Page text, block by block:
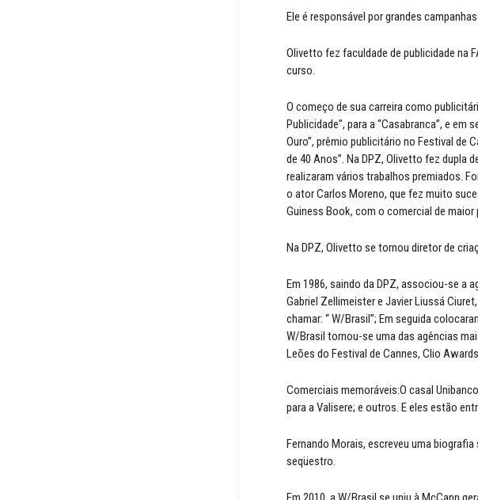
Ele é responsável por grandes
Olivetto fez faculdade de publicidade na
curso.
O começo de sua carreira como
Publicidade”, para a “Casabranca”, e em
Ouro”, prêmio publicitário no Festival de
de 40 Anos”. Na DPZ, Olivetto fez dupla
realizaram vários trabalhos premiados.
o ator Carlos Moreno, que fez muito
Guiness Book, com o comercial de maior
Na DPZ, Olivetto se tornou diretor de
Em 1986, saindo da DPZ, associou-se a
Gabriel Zellimeister e Javier Liussá
chamar: “ W/Brasil”; Em seguida
W/Brasil tornou-se uma das agências
Leões do Festival de Cannes, Clio
Comerciais memoráveis:O casal
para a Valisere; e outros. E eles estão
Fernando Morais, escreveu uma
seqüestro.